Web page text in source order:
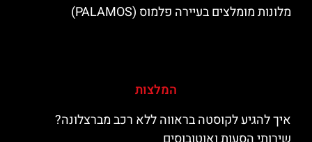
מלונות מומלצים בעיירה פלמוס (PALAMOS)
המלצות
איך להגיע לקוסטה בראווה ללא רכב מברצלונה?